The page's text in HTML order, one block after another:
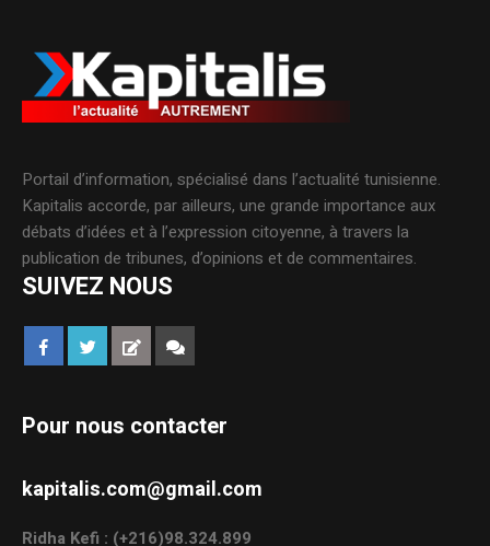
Portail d’information, spécialisé dans l’actualité tunisienne.
Kapitalis accorde, par ailleurs, une grande importance aux
débats d’idées et à l’expression citoyenne, à travers la
publication de tribunes, d’opinions et de commentaires.
SUIVEZ NOUS
Pour nous contacter
kapitalis.com@gmail.com
Ridha Kefi : (+216)98.324.899